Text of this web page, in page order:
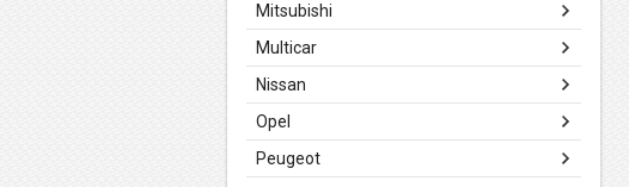
Mitsubishi
Multicar
Nissan
Opel
Peugeot